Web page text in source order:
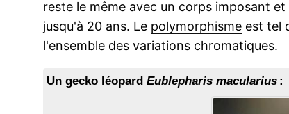
reste le même avec un corps imposant
jusqu'à 20 ans. Le polymorphisme est tel
l'ensemble des variations chromatiques.
Un gecko léopard Eublepharis macularius :